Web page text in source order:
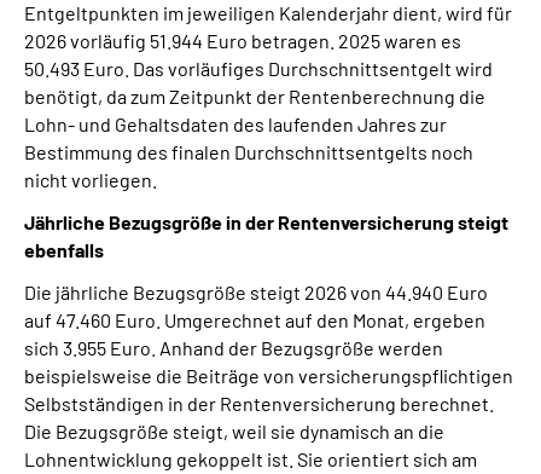
Entgeltpunkten im jeweiligen Kalenderjahr dient, wird für
2026 vorläufig 51.944 Euro betragen. 2025 waren es
50.493 Euro. Das vorläufiges Durchschnittsentgelt wird
benötigt, da zum Zeitpunkt der Rentenberechnung die
Lohn- und Gehaltsdaten des laufenden Jahres zur
Bestimmung des finalen Durchschnittsentgelts noch
nicht vorliegen.
Jährliche Bezugsgröße in der Rentenversicherung steigt
ebenfalls
Die jährliche Bezugsgröße steigt 2026 von 44.940 Euro
auf 47.460 Euro. Umgerechnet auf den Monat, ergeben
sich 3.955 Euro. Anhand der Bezugsgröße werden
beispielsweise die Beiträge von versicherungspflichtigen
Selbstständigen in der Rentenversicherung berechnet.
Die Bezugsgröße steigt, weil sie dynamisch an die
Lohnentwicklung gekoppelt ist. Sie orientiert sich am